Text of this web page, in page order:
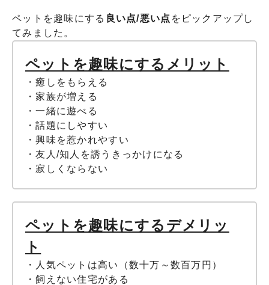
ペットを趣味にする 良い点/悪い点 をピックアップし
てみました。
ペットを趣味にするメリット
・癒しをもらえる
・家族が増える
・一緒に遊べる
・話題にしやすい
・興味を惹かれやすい
・友人/知人を誘うきっかけになる
・寂しくならない
ペットを趣味にするデメリッ
ト
・人気ペットは高い（数十万～数百万円）
・飼えない住宅がある